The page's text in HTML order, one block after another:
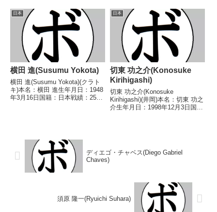
分 【獲得タイトル】なし 【戦
歴】2004/09/21 ●4R判定 1-
2(38-3...
歴】1947/06/21 ○4R判定 (採点
不明) 林 茂(カワ
イ)1947/06/29 ○...
日本
横田 進(Susumu Yokota)
横田 進(Susumu Yokota)(クラト
キ)本名：横田 進生年月日：1948
年3月16日国籍：日本戦績：25戦
日本
切東 功之介(Konosuke
Kirihigashi)
切東 功之介(Konosuke
Kirihigashi)(井岡)本名：切東 功之
介生年月日：1998年12月3日国
ディエゴ・チャベス(Diego Gabriel
Chaves)
須原 隆一(Ryuichi Suhara)